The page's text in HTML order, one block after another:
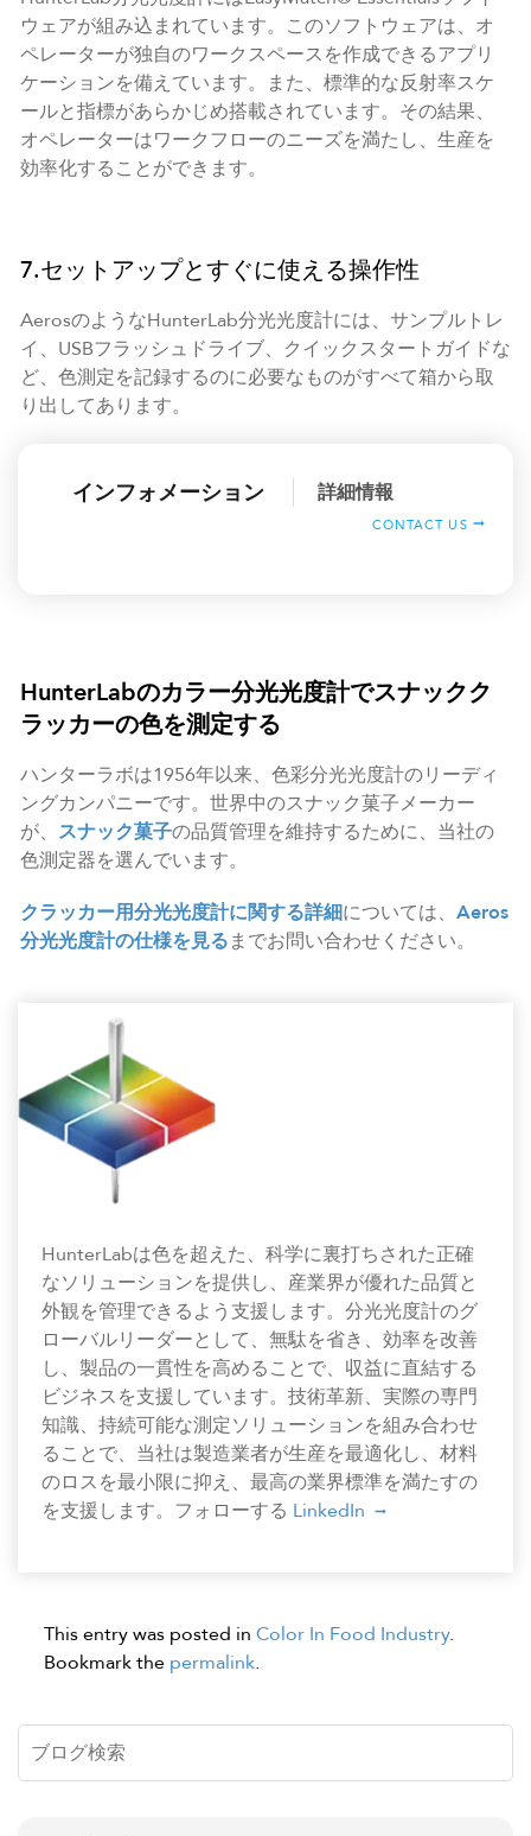
ウェアが組み込まれています。このソフトウェアは、オ
ペレーターが独自のワークスペースを作成できるアプリ
ケーションを備えています。また、標準的な反射率スケ
ールと指標があらかじめ搭載されています。その結果、
オペレーターはワークフローのニーズを満たし、生産を
効率化することができます。
7.セットアップとすぐに使える操作性
AerosのようなHunterLab分光光度計には、サンプルトレ
イ、USBフラッシュドライブ、クイックスタートガイドな
ど、色測定を記録するのに必要なものがすべて箱から取
り出してあります。
インフォメーション 詳細情報
CONTACT US
HunterLabのカラー分光光度計でスナックク
ラッカーの色を測定する
ハンターラボは1956年以来、色彩分光光度計のリーディ
ングカンパニーです。世界中のスナック菓子メーカー
が、 スナック菓子の品質管理を維持するために、当社の
色測定器を選んでいます。
クラッカー用分光光度計に関する詳細については、 Aeros
分光光度計の仕様を見るまでお問い合わせください。
HunterLabは色を超えた、科学に裏打ちされた正確
なソリューションを提供し、産業界が優れた品質と
外観を管理できるよう支援します。分光光度計のグ
ローバルリーダーとして、無駄を省き、効率を改善
し、製品の一貫性を高めることで、収益に直結する
ビジネスを支援しています。技術革新、実際の専門
知識、持続可能な測定ソリューションを組み合わせ
ることで、当社は製造業者が生産を最適化し、材料
のロスを最小限に抑え、最高の業界標準を満たすの
を支援します。フォローする LinkedIn
This entry was posted in Color In Food Industry.
Bookmark the permalink.